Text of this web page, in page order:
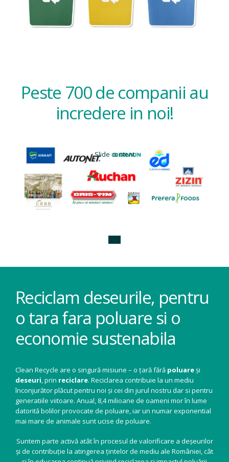
Peste 700 de companii au
incredere in noi!
Slide content
Reciclam deseurile, pentru
o tara fara poluare si o
economie sustenabila
Clean Recycle are o singură misiune – o țară fără poluareși
deseuri, prin reciclare. Reciclarea contribuie la un mediu
înconjurător plăcut pentru noi și cei din jurul nostru dar si pentru
generatiile viitoare. Anual, 8,4 milioane de oameni mor în lume
datorită bolilor provocate de poluare, iar un numar exponential
mai mare de animale sunt ucise de poluare.
Suntem parte activă atât în procesul de valorificare a deșeurilor
și de contribuție la atingerea țintelor de mediu ale României, cât